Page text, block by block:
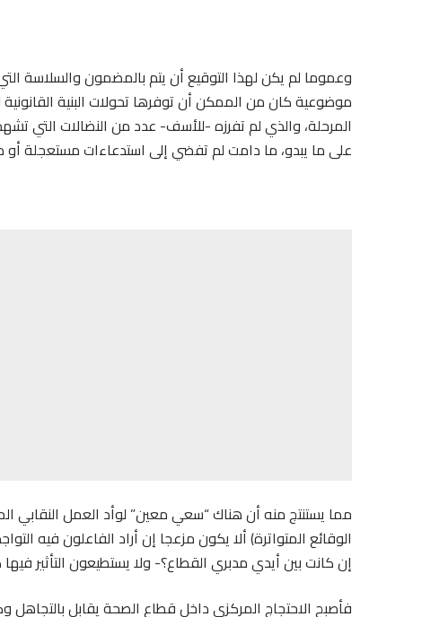
وعموما لم يكن لهذا التوقيع أن يتم بالمضمون والسلاسة
موضوعية كان من الممكن أن توفرها تحولات البنية
المرحلة، والذي لم تفرزه -للأسف- عدد من النضالات التي
على ما يبدو، ما دامت لم تفضي إلى استدعاءات مستعجلة أو
مما يستنتج منه أن هناك “سعي معين” لوأد العمل
الوقائع المتواترة) ألا يكون مزعجا إن أراد الفاعلون فيه
إن كانت بين أيدي مدبري القطاع؟- ولا يستطيعون التأثير
فأصبح الاحتجاج المركزي داخل قطاع الصحة يقابل